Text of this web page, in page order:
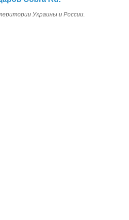
Украины и России.